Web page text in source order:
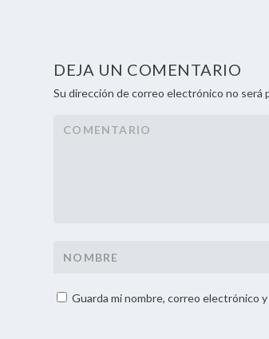
DEJA UN COMENTARIO
Su dirección de correo electrónico no será
Guarda mi nombre, correo electrónico